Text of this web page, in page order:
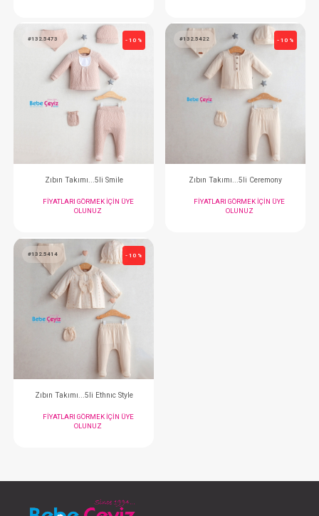
Zıbın Takım... 5 li College
FIYATLARI GÖRMEK IÇIN ÜYE
OLUNUZ
Zıbın Takım...5 li
FIYATLARI
#132.5473
Zıbın Takımı...5li Smile
FIYATLARI GÖRMEK IÇIN ÜYE
OLUNUZ
#132.5414